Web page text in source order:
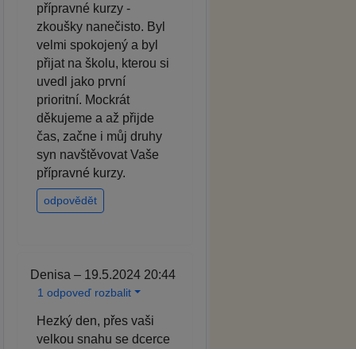
přípravné kurzy -
zkoušky nanečisto. Byl
velmi spokojený a byl
přijat na školu, kterou si
uvedl jako první
prioritní. Mockrát
děkujeme a až přijde
čas, začne i můj druhy
syn navštěvovat Vaše
přípravné kurzy.
odpovědět
Denisa – 19.5.2024 20:44
1 odpoveď rozbalit
Hezký den, přes vaši
velkou snahu se dcerce